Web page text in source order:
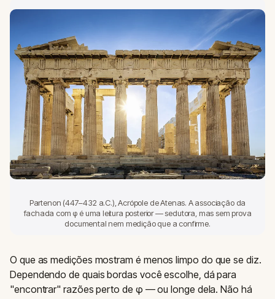
Partenon (447–432 a.C.), Acrópole de Atenas. A associação da
fachada com φ é uma leitura posterior — sedutora, mas sem prova
documental nem medição que a confirme.
O que as medições mostram é menos limpo do que se diz.
Dependendo de quais bordas você escolhe, dá para
"encontrar" razões perto de φ — ou longe dela. Não há